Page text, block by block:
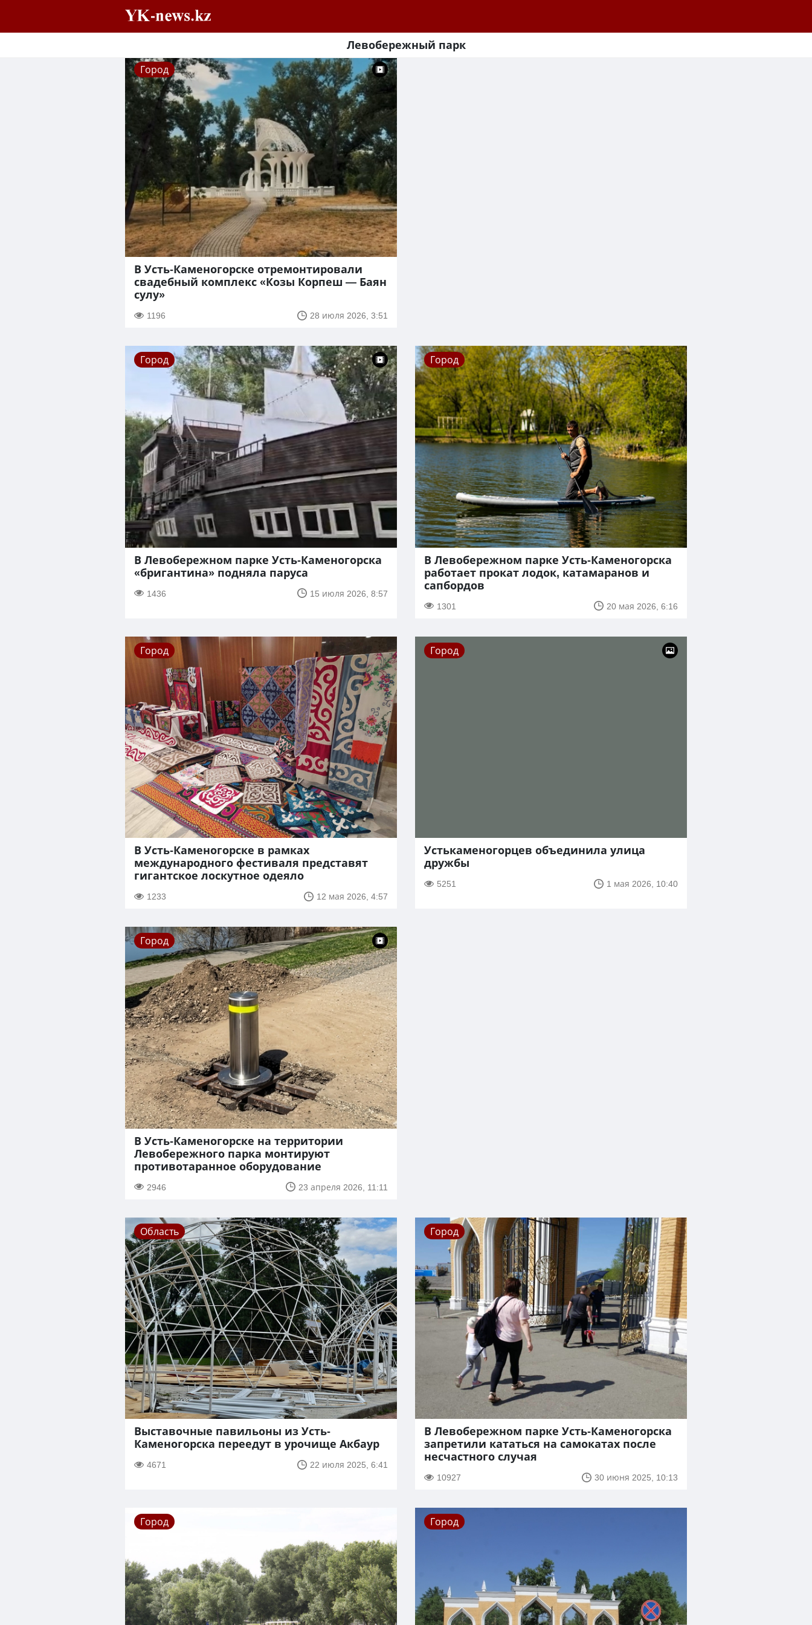
Левобережный парк
Город
В Усть-Каменогорске отремонтировали
свадебный комплекс «Козы Корпеш — Баян
сулу»
1196 28 июля 2026, 3:51
Город
В Левобережном парке Усть-Каменогорска
«бригантина» подняла паруса
1436 15 июля 2026, 8:57
Город
В Левобережном парке Усть-Каменогорска
работает прокат лодок, катамаранов и
сапбордов
1301 20 мая 2026, 6:16
Город
В Усть-Каменогорске в рамках
международного фестиваля представят
гигантское лоскутное одеяло
1233 12 мая 2026, 4:57
Город
Устькаменогорцев объединила улица
дружбы
5251 1 мая 2026, 10:40
Город
В Усть-Каменогорске на территории
Левобережного парка монтируют
противотаранное оборудование
2946 23 апреля 2026, 11:11
Область
Выставочные павильоны из Усть-
Каменогорска переедут в урочище Акбаур
4671 22 июля 2025, 6:41
Город
В Левобережном парке Усть-Каменогорска
запретили кататься на самокатах после
несчастного случая
10927 30 июня 2025, 10:13
Город Город